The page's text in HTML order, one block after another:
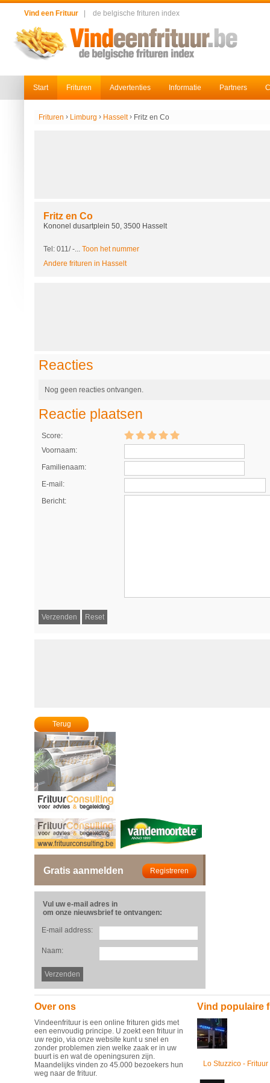
Vind een Frituur de belgische frituren index
Start Frituren Advertenties Informatie Partners
Frituren › Limburg › Hasselt › Fritz en Co
Fritz en Co
Kononel dusartplein 50, 3500 Hasselt
Tel: 011/-... Toon het nummer
Andere frituren in Hasselt
Reacties
Nog geen reacties ontvangen.
Reactie plaatsen
Score:
Voornaam:
Familienaam:
E-mail:
Bericht:
Terug
Gratis aanmelden
Vul uw e-mail adres in
om onze nieuwsbrief te ontvangen:
E-mail address:
Naam:
Over ons
Vindeenfrituur is een online frituren gids met
een eenvoudig principe. U zoekt een frituur in
uw regio, via onze website kunt u snel en
zonder problemen zien welke zaak er in uw
buurt is en wat de openingsuren zijn.
Maandelijks vinden zo 45.000 bezoekers hun
weg naar de frituur.
Vind populaire
Lo Stuzzico -